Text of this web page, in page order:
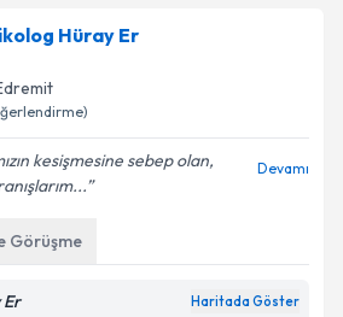
kabul ediyorum.
Talebini Gönder
Güneçiçin randevu takvimi talebi
uzmandan randevu almanız için bir
e-posta ile bilgilendireceğiz.
işlenmesine ilişkin
ve kişisel verilerimin belirtilen
kabul ediyorum.
Hüray Er
kesişmesine sebep olan,
Devamı
Görüşme
Er Haritada Göster